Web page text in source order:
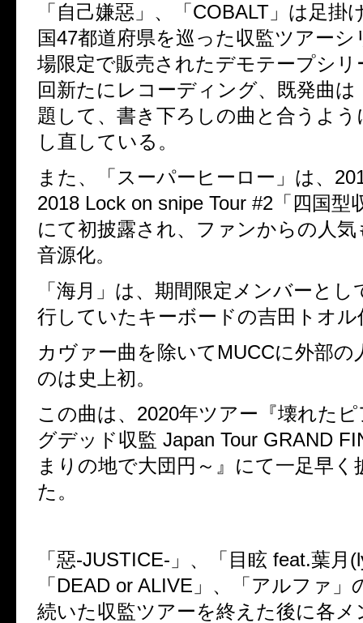
「自己嫌惡」、「 COBALT 」は足掛
国47都道府県を巡った収監ツアーシ
場限定で販売されたデモテープシリ
回新たにレコーディング、
既発曲は
題して、書き下ろしの曲と合うよ
し直している。
また、「スーパーヒーロー」は、
2018 Lock on snipe Tour #2 「四国型
にて初披露され、 ファンからの人
音源化。
「海月」は、期間限定メンバーと
行していたキーボードの吉田トオル
カヴァー曲を除いて MUCCに外部の
のは史上初。
この曲は、 2020年ツアー『壊れた
グデッド収監 Japan Tour GRAND
まりの地で大団円～』にて一足早く
た。
「惡-JUSTICE- 」、「目眩 feat.葉月
「 DEAD or ALIVE 」、「アルファ」
続いた収監ツアーを終えた後に各メ